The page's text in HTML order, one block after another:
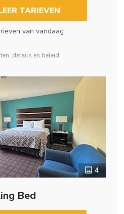
TARIEVEN
van vandaag
details en beleid
4
Bed